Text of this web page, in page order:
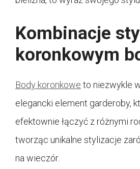
Kombinacje
koronkowym
Body koronkowe to niezwykle
elegancki element garderoby,
efektownie łączyć z różnymi
tworząc unikalne stylizacje
na wieczór.